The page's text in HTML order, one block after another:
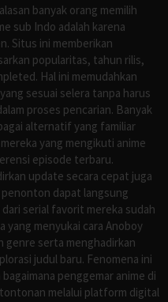
banyak orang memilih
sub Indo adalah karena
Situs ini memberikan
popularitas, tahun rilis,
Hal ini memudahkan
sesuai selera tanpa harus
proses pencarian. Banyak
alternatif yang familiar
yang mengikuti anime
episode terbaru.
update secara cepat juga
dapat langsung
serial favorit mereka sudah
yang menyukai cara Anoboy
genre serta menghadirkan
judul baru. Fenomena ini
penggemar anime di
melalui platform digital